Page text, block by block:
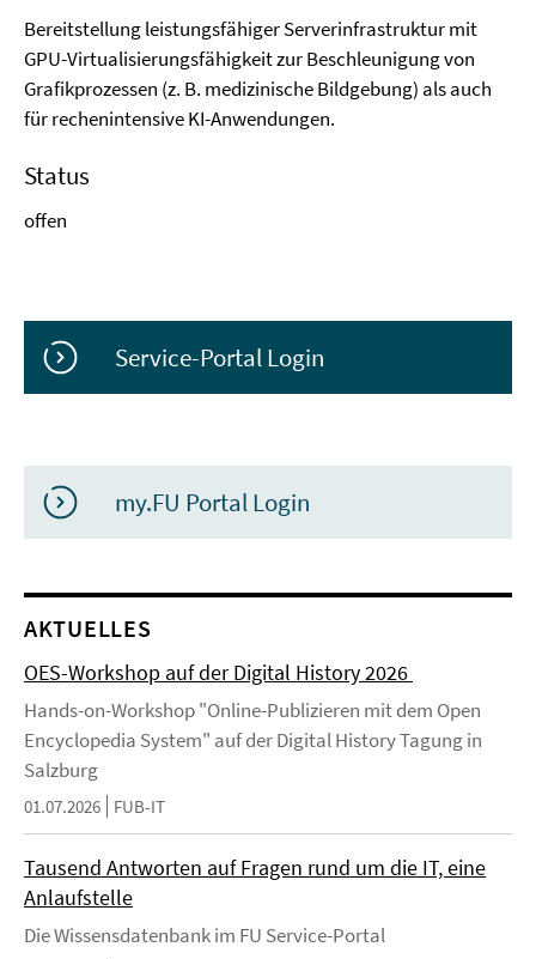
Bereitstellung leistungsfähiger Serverinfrastruktur mit
GPU-Virtualisierungsfähigkeit zur Beschleunigung von
Grafikprozessen (z. B. medizinische Bildgebung) als auch
für rechenintensive KI-Anwendungen.
Status
offen
Service-Portal Login
my.FU Portal Login
AKTUELLES
OES-Workshop auf der Digital History 2026
Hands-on-Workshop "Online-Publizieren mit dem Open
Encyclopedia System" auf der Digital History Tagung in
Salzburg
01.07.2026 FUB-IT
Tausend Antworten auf Fragen rund um die IT, eine
Anlaufstelle
Die Wissensdatenbank im FU Service-Portal